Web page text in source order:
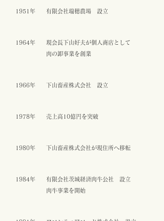
1951年 有限会社瑞穂農場 設立
1964年
現会長下山好夫が個人商店として
肉の卸事業を創業
1966年 下山畜産株式会社 設立
1978年 売上高10億円を突破
1980年 下山畜産株式会社が現住所へ移転
1984年
有限会社茨城経済肉牛公社 設立
肉牛事業を開始